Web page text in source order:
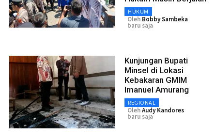
HUKUM
Oleh Bobby Sambeka
baru saja
Kunjungan Bupati
Minsel di Lokasi
Kebakaran GMIM
Imanuel Amurang
REGIONAL
OlehAudy Kandores
baru saja